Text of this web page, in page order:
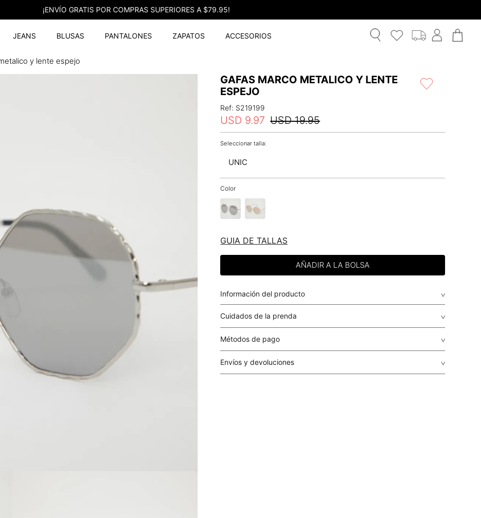
¡ENVÍO GRATIS POR COMPRAS SUPERIORES A $79.95!
JEANS BLUSAS PANTALONES ZAPATOS ACCESORIOS
y lente espejo
GAFAS MARCO METALICO Y LENTE
ESPEJO
Ref: S219199
USD 19.95
USD 9.97
UNIC
Color
GUIA DE TALLAS
Información del producto
Cuidados de la prenda
Métodos de pago
Tarjetas de crédito: Visa, Dinners, Master Card y American Express.
Envíos y devoluciones